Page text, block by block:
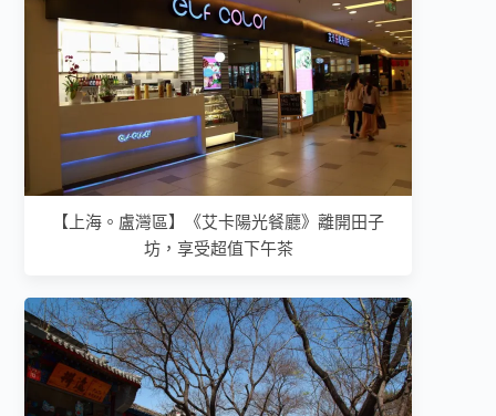
【上海。盧灣區】《艾卡陽光餐廳》離開田子
坊，享受超值下午茶